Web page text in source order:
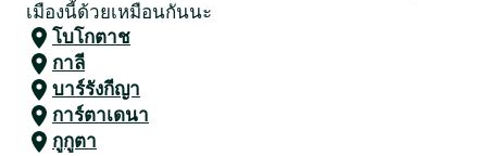
เมืองนี้ด้วยเหมือนกันนะ
โบโกตาช
กาลี
บาร์รังกีญา
การ์ตาเดนา
กูกูตา